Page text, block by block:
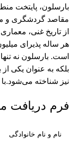
بارسلون، پایتخت
مقاصد گردشگری و
از تاریخ غنی،
هر ساله پذیرای
است. بارسلون نه
بلکه به عنوان یکی
نیز شناخته می‌شود.با
فرم دریافت
نام (ضروری)